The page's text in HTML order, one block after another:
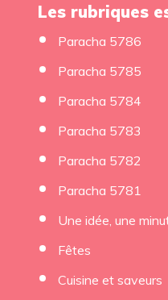
Les rubriques
Paracha 5786
Paracha 5785
Paracha 5784
Paracha 5783
Paracha 5782
Paracha 5781
Une idée, une
Fêtes
Cuisine et saveurs